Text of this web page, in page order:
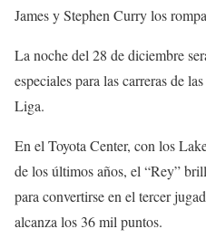
James y Stephen Curry los
La noche del 28 de diciembre
especiales para las carreras de
Liga.
En el Toyota Center, con los
de los últimos años, el “Rey”
para convertirse en el tercer
alcanza los 36 mil puntos.